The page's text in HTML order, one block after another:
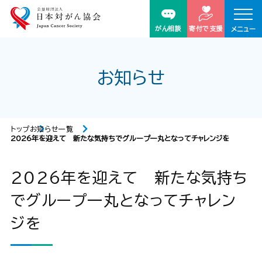
がん相談 寄付で支援 メニュー
お知らせ
トップお知らせ一覧
2026年を迎えて 新たな気持ちでグループ一丸となってチャレンジを
2026年を迎えて 新たな気持ち
でグループ一丸となってチャレン
ジを